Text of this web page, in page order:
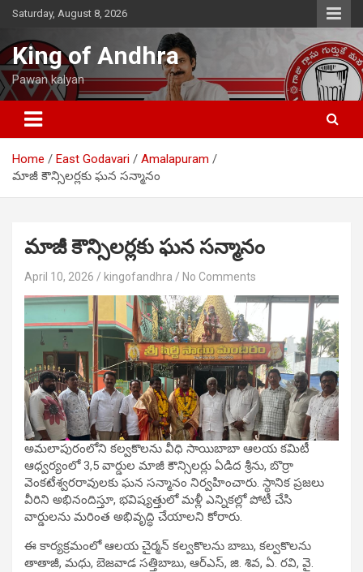
Skip
content
Saturday, August 8, 2026
King of Andhra
Pawan kalyan
Home East Godavari
Amalapuram
మాజీ కౌన్సిలర్లకు ఘన సన్మానం
మాజీ కౌన్సిలర్లకు ఘన సన్మానం
April 10, 2026 kingofandhra No Comments
అమలాపురంలోని కల్వకొలను వీధి సాయిబాబా ఆలయ కమిటీ
ఆధ్వర్యంలో 3,5 వార్డుల మాజీ కౌన్సిలర్లు ఏడిద శ్రీను, బొర్రా
వెంకటేశ్వరరావులకు ఘన సన్మానం నిర్వహించారు. స్థానిక ప్రజలు
వీరిని అభినందిస్తూ, భవిష్యత్తులో మళ్లీ ఎన్నికల్లో పోటీ చేసి
వార్డులను మరింత అభివృద్ధి చేయాలని కోరారు.
ఈ కార్యక్రమంలో ఆలయ చైర్మన్ కల్వకొలను బాబు, కల్వకొలను
తాతాజీ, మధు, బెజవాడ సత్తిబాబు, ఆర్‌ఎస్, జి. శివ, ఏ. రవి, వై.